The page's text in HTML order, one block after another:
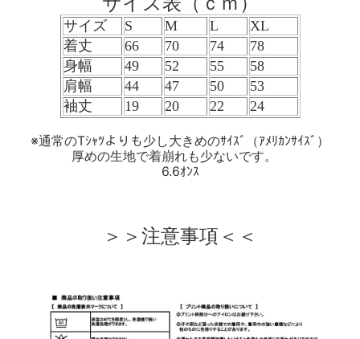
サイズ S M L
XL
着丈
66 70 74
78
身幅
49 52 55
58
肩幅
44 47 50
53
袖丈
19 20 22 24
※通常のTｼｬﾂよりも少し大きめのｻｲｽﾞ（ｱﾒﾘｶﾝｻｲｽﾞ）
厚めの生地で着崩れも少ないです。
6.6ｵﾝｽ
＞＞注意事項＜＜